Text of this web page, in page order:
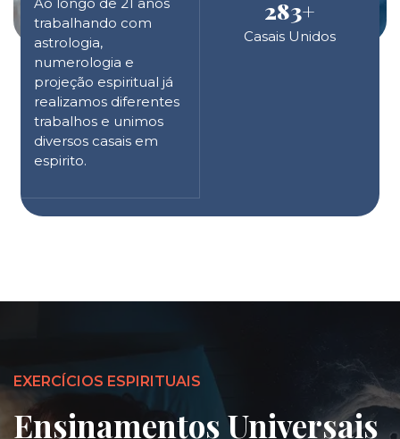
trabalhando com
astrologia,
numerologia e
projeção espiritual já
realizamos diferentes
trabalhos e unimos
diversos casais em
espirito.
283+
Casais Unidos
EXERCÍCIOS ESPIRITUAIS
Ensinamentos Universais